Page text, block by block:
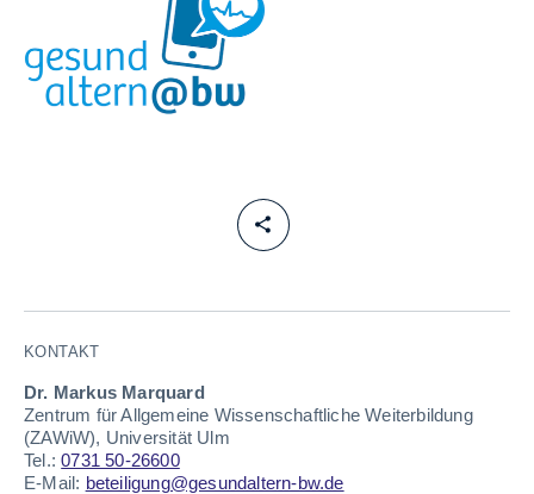
KONTAKT
Dr. Markus Marquard
Zentrum für Allgemeine Wissenschaftliche Weiterbildung
(ZAWiW), Universität Ulm
Tel.:0731 50-26600
E-Mail: beteiligung@gesundaltern-bw.de